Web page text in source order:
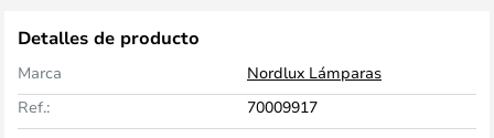
Detalles de producto
Marca
Nordlux Lámparas
Ref.:
70009917